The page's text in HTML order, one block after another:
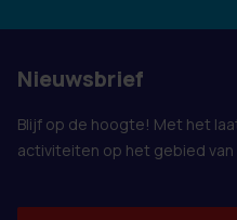
Nieuwsbrief
Blijf op de hoogte! Met het
activiteiten op het gebied van